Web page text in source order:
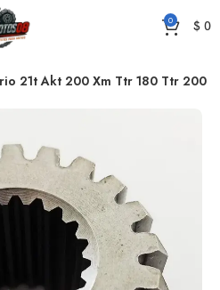
0 $0
21t Akt 200 Xm Ttr 180 Ttr 200